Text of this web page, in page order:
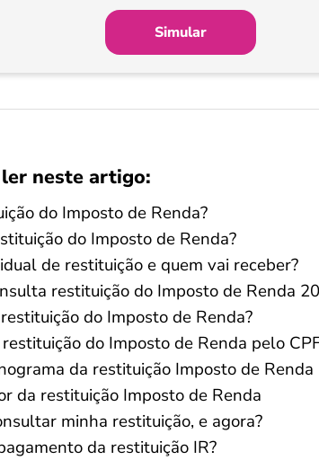
Simular
neste artigo:
do Imposto de Renda?
do Imposto de Renda?
de restituição e quem vai receber?
restituição do Imposto de Renda
do Imposto de Renda?
do Imposto de Renda pelo
da restituição Imposto de Renda
da restituição Imposto de Renda
minha restituição, e agora?
da restituição IR?